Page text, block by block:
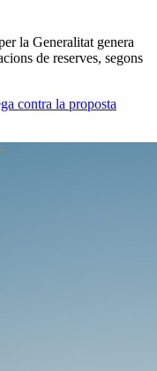
la Generalitat genera
de reserves, segons
contra la proposta